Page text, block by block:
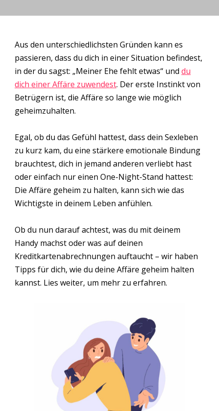
Aus den unterschiedlichsten Gründen kann es
passieren, dass du dich in einer Situation befindest,
in der du sagst: „Meiner Ehe fehlt etwas“ und du
dich einer Affäre zuwendest. Der erste Instinkt von
Betrügern ist, die Affäre so lange wie möglich
geheimzuhalten.
Egal, ob du das Gefühl hattest, dass dein Sexleben
zu kurz kam, du eine stärkere emotionale Bindung
brauchtest, dich in jemand anderen verliebt hast
oder einfach nur einen One-Night-Stand hattest:
Die Affäre geheim zu halten, kann sich wie das
Wichtigste in deinem Leben anfühlen.
Ob du nun darauf achtest, was du mit deinem
Handy machst oder was auf deinen
Kreditkartenabrechnungen auftaucht – wir haben
Tipps für dich, wie du deine Affäre geheim halten
kannst. Lies weiter, um mehr zu erfahren.